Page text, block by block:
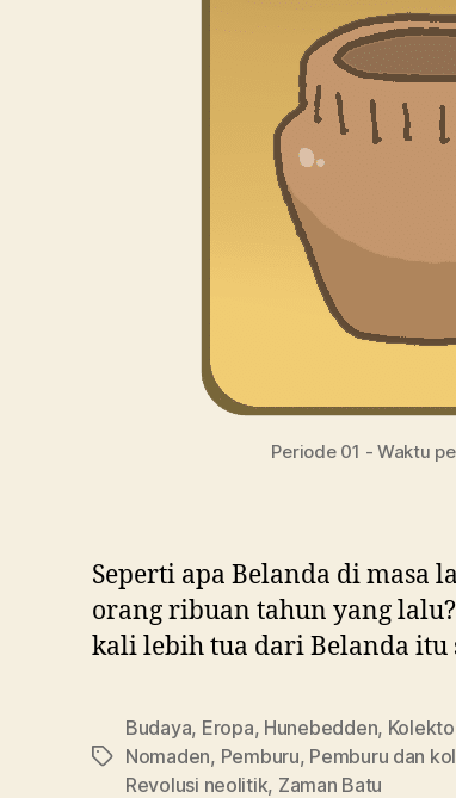
Periode 01 - Waktu
Seperti apa Belanda di masa
orang ribuan tahun yang
kali lebih tua dari Belanda itu
Tag
Budaya, Eropa, Hunebedden,
Nomaden, Pemburu, Pemburu dan
Revolusi neolitik, Zaman Batu